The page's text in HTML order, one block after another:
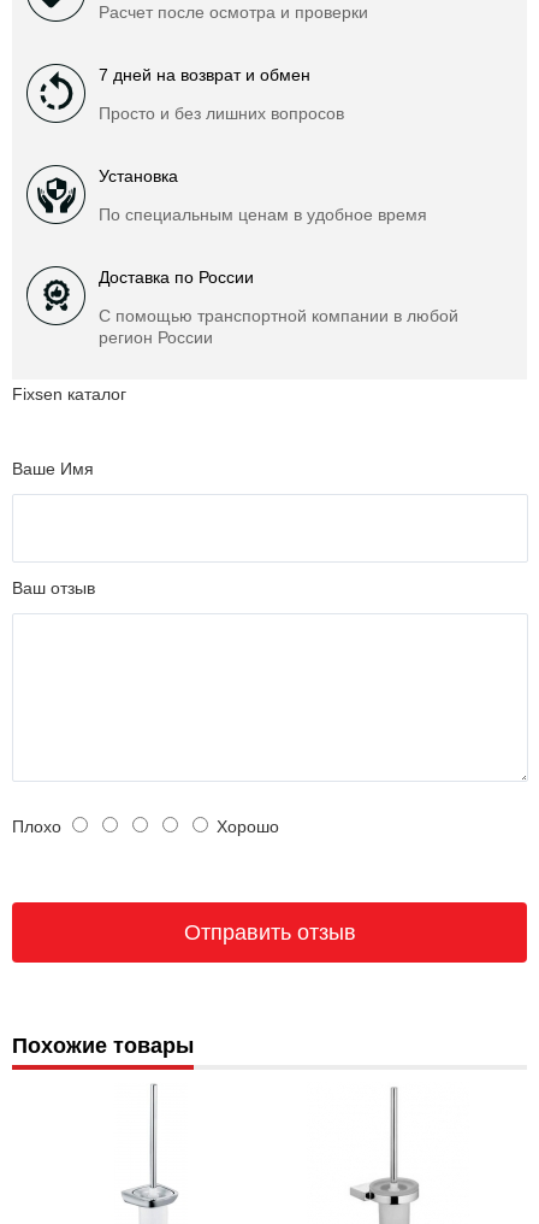
Расчет после осмотра и проверки
7 дней на возврат и обмен
Просто и без лишних вопросов
Установка
По специальным ценам в удобное время
Доставка по России
С помощью транспортной компании в любой
регион России
Fixsen каталог
Ваше Имя
Ваш отзыв
Плохо Хорошо
Похожие товары